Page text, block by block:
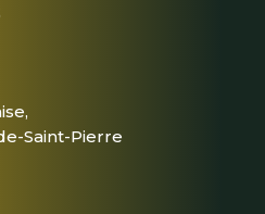
Saint-Pierre